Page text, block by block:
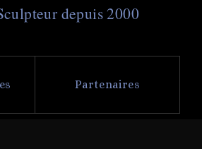
culpteur depuis 2000
Partenaires